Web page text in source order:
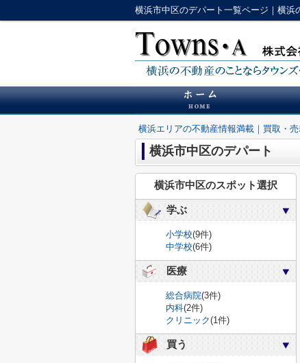
横浜市中区のデパート一覧ページ｜横
横浜エリアの不動産情報満載｜買取・
横浜市中区のデパート
横浜市中区のスポット選択
学ぶ
小学校(9件)
中学校(6件)
医療
総合病院(3件)
内科(2件)
クリニック(1件)
買う